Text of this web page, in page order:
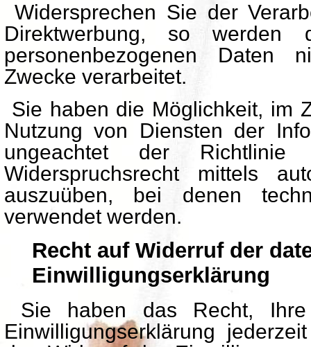
Widersprechen Sie der
Direktwerbung, so werden
personenbezogenen
Zwecke verarbeitet.
Sie haben die Möglichkeit, im
Nutzung von Diensten der
ungeachtet der
Widerspruchsrecht mittels
auszuüben, bei denen
verwendet werden.
Recht auf Widerruf der
Einwilligungserklärung
Sie haben das Recht, Ihre
Einwilligungserklärung